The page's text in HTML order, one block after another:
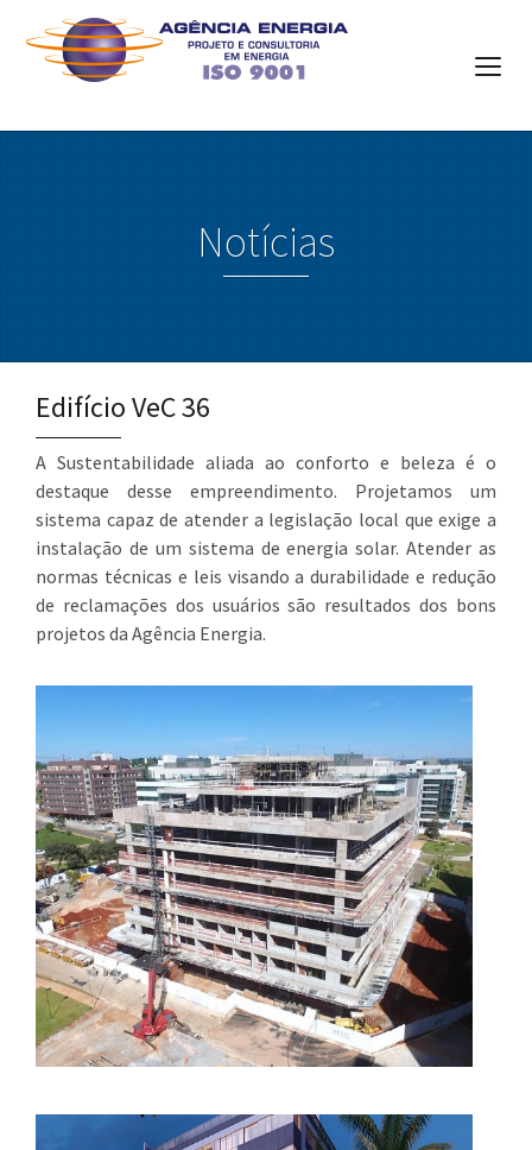
Notícias
Edifício VeC 36
A Sustentabilidade aliada ao conforto e beleza é o
destaque desse empreendimento. Projetamos um
sistema capaz de atender a legislação local que exige a
instalação de um sistema de energia solar. Atender as
normas técnicas e leis visando a durabilidade e redução
de reclamações dos usuários são resultados dos bons
projetos da Agência Energia.